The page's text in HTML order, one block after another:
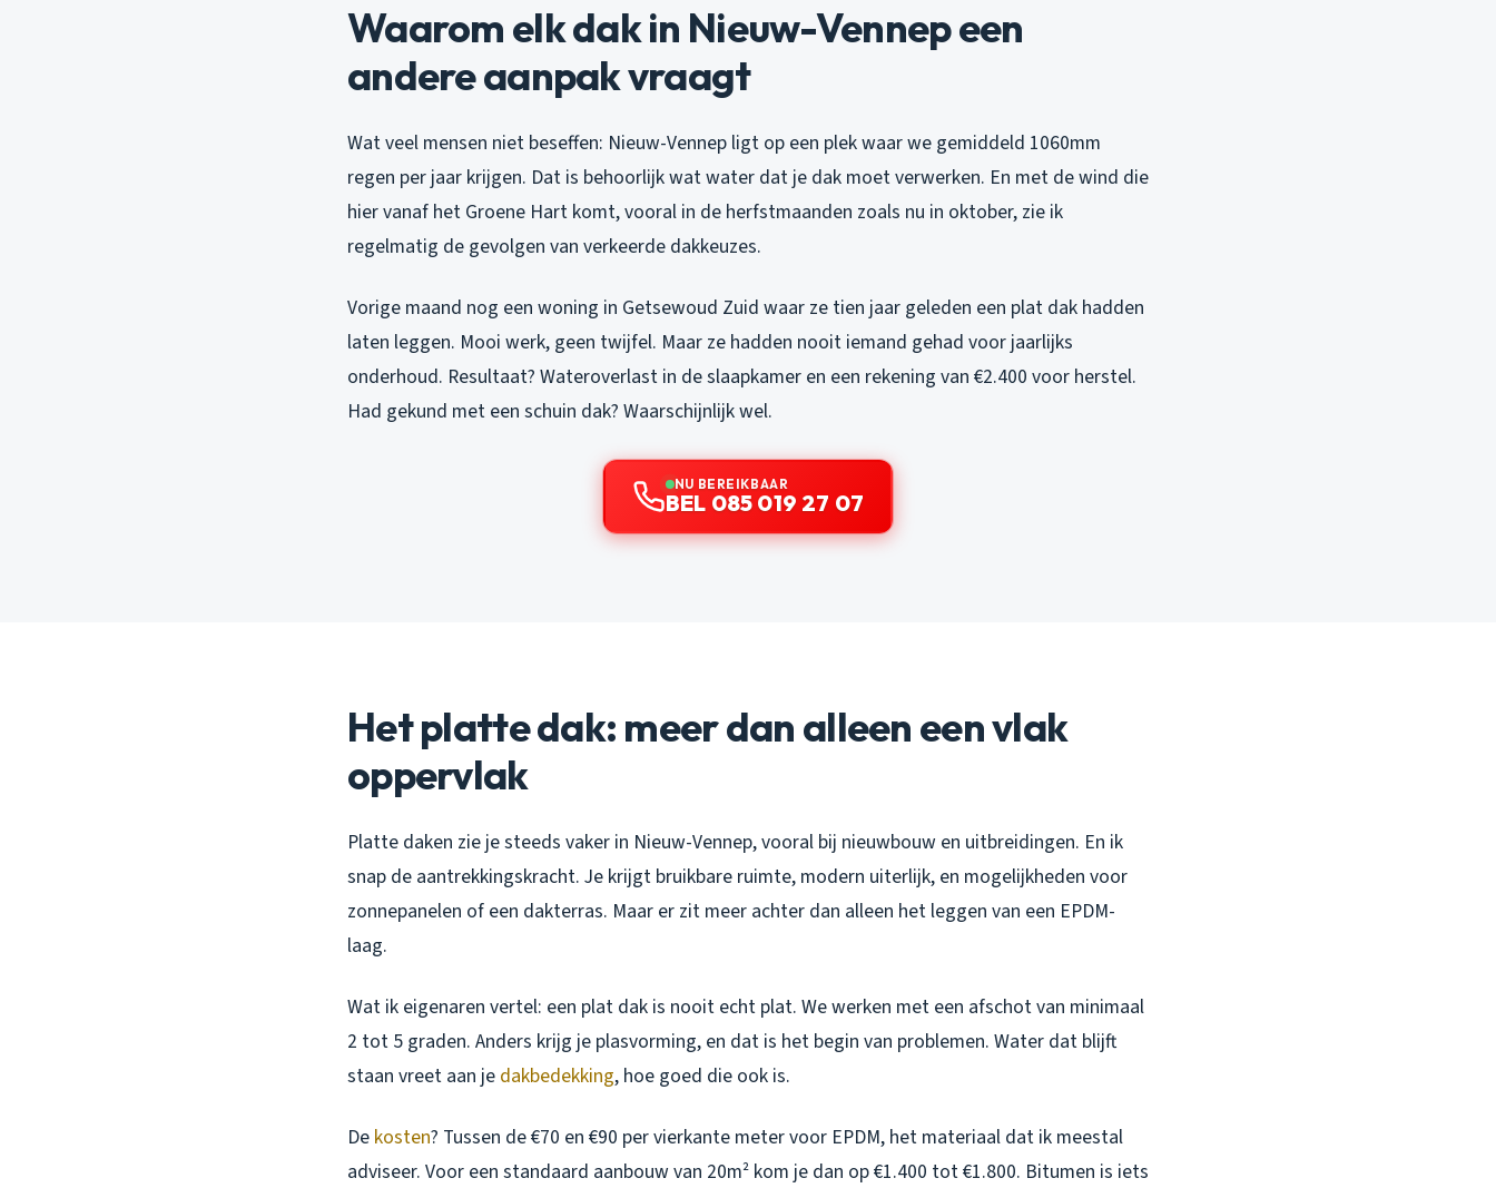
Waarom elk dak in Nieuw-Vennep een
andere aanpak vraagt
Wat veel mensen niet beseffen: Nieuw-Vennep ligt op een plek waar we gemiddeld 1060mm
regen per jaar krijgen. Dat is behoorlijk wat water dat je dak moet verwerken. En met de wind die
hier vanaf het Groene Hart komt, vooral in de herfstmaanden zoals nu in oktober, zie ik
regelmatig de gevolgen van verkeerde dakkeuzes.
Vorige maand nog een woning in Getsewoud Zuid waar ze tien jaar geleden een plat dak hadden
laten leggen. Mooi werk, geen twijfel. Maar ze hadden nooit iemand gehad voor jaarlijks
onderhoud. Resultaat? Wateroverlast in de slaapkamer en een rekening van €2.400 voor herstel.
Had gekund met een schuin dak? Waarschijnlijk wel.
NU BEREIKBAAR
BEL 085 019 27 07
Het platte dak: meer dan alleen een vlak
oppervlak
Platte daken zie je steeds vaker in Nieuw-Vennep, vooral bij nieuwbouw en uitbreidingen. En ik
snap de aantrekkingskracht. Je krijgt bruikbare ruimte, modern uiterlijk, en mogelijkheden voor
zonnepanelen of een dakterras. Maar er zit meer achter dan alleen het leggen van een EPDM-
laag.
Wat ik eigenaren vertel: een plat dak is nooit echt plat. We werken met een afschot van minimaal
2 tot 5 graden. Anders krijg je plasvorming, en dat is het begin van problemen. Water dat blijft
staan vreet aan je dakbedekking, hoe goed die ook is.
De kosten? Tussen de €70 en €90 per vierkante meter voor EPDM, het materiaal dat ik meestal
adviseer. Voor een standaard aanbouw van 20m² kom je dan op €1.400 tot €1.800. Bitumen is iets